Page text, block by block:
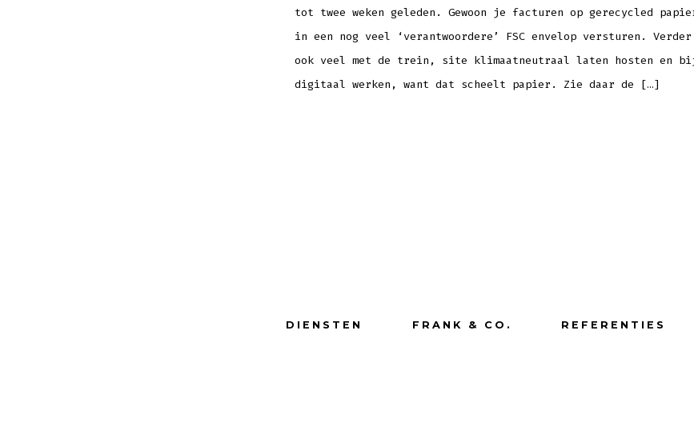
tot twee weken geleden. Gewoon je facturen op gerecycled
in een nog veel ‘verantwoordere’ FSC envelop versturen.
ook veel met de trein, site klimaatneutraal laten hosten en
digitaal werken, want dat scheelt papier. Zie daar de […]
DIENSTEN FRANK & CO. REFERENTIES